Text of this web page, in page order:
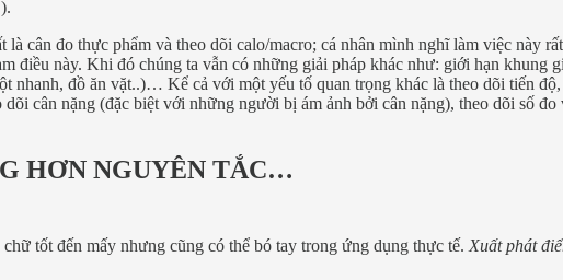
cân đo thực phẩm và theo dõi calo/macro; cá nhân mình nghĩ làm việc này
điều này. Khi đó chúng ta vẫn có những giải pháp khác như: giới hạn khung
nhanh, đồ ăn vặt..)… Kể cả với một yếu tố quan trọng khác là theo dõi tiến
cân nặng (đặc biệt với những người bị ám ảnh bởi cân nặng), theo dõi số
HƠN NGUYÊN TẮC…
tốt đến mấy nhưng cũng có thể bó tay trong ứng dụng thực tế. Xuất phát